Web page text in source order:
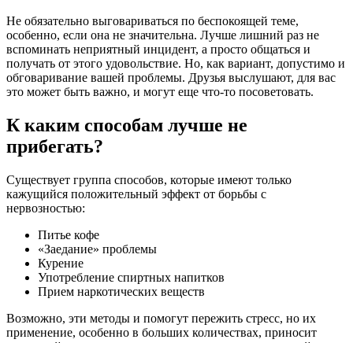
Не обязательно выговариваться по беспокоящей теме,
особенно, если она не значительна. Лучше лишний раз не
вспоминать неприятный инцидент, а просто общаться и
получать от этого удовольствие. Но, как вариант, допустимо и
обговаривание вашей проблемы. Друзья выслушают, для вас
это может быть важно, и могут еще что-то посоветовать.
К каким способам лучше не
прибегать?
Существует группа способов, которые имеют только
кажущийся положительный эффект от борьбы с
нервозностью:
Питье кофе
«Заедание» проблемы
Курение
Употребление спиртных напитков
Прием наркотических веществ
Возможно, эти методы и помогут пережить стресс, но их
применение, особенно в больших количествах, приносит